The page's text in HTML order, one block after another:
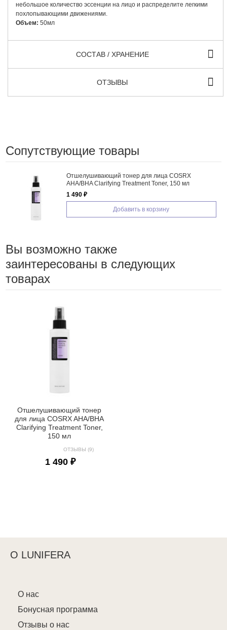
небольшое количество эссенции на лицо и распределите легкими
похлопывающими движениями.
Объем: 50мл
СОСТАВ / ХРАНЕНИЕ
ОТЗЫВЫ
Сопутствующие товары
Отшелушивающий тонер для лица COSRX
AHA/BHA Clarifying Treatment Toner, 150 мл
1 490 ₽
Добавить в корзину
Вы возможно также
заинтересованы в следующих
товарах
Отшелушивающий тонер
для лица COSRX AHA/BHA
Clarifying Treatment Toner,
150 мл
ОТЗЫВЫ (9)
1 490 ₽
О LUNIFERA
О нас
Бонусная программа
Отзывы о нас